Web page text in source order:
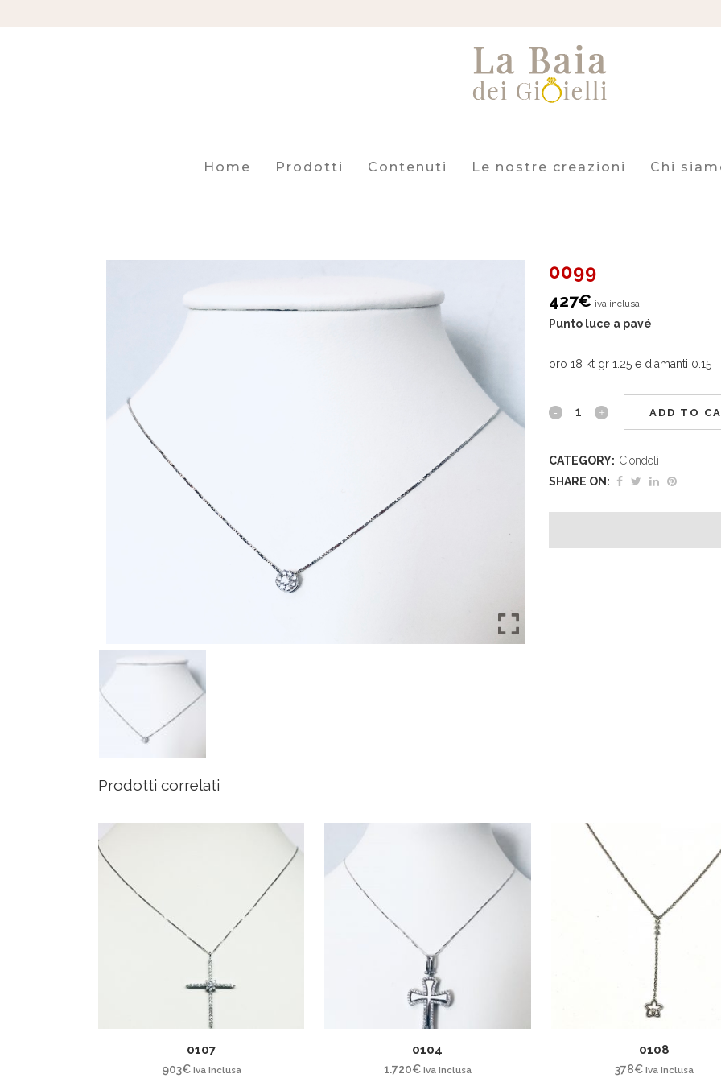
Home Prodotti Contenuti Le nostre creazioni Chi
0099
427€ iva inclusa
Punto luce a pavé
oro 18 kt gr 1.25 e diamanti 0.15
ADD TO
CATEGORY: Ciondoli
SHARE ON:
Prodotti correlati
0107
903€ iva inclusa
0104
1.720€ iva inclusa
0108
378€ iva inclusa